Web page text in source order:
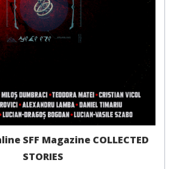
SFF Magazine COLLECTED
STORIES